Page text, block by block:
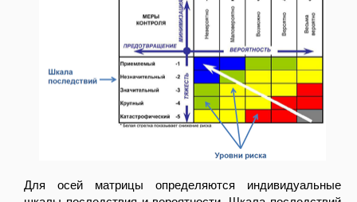
Для осей матрицы определяются индивидуальные